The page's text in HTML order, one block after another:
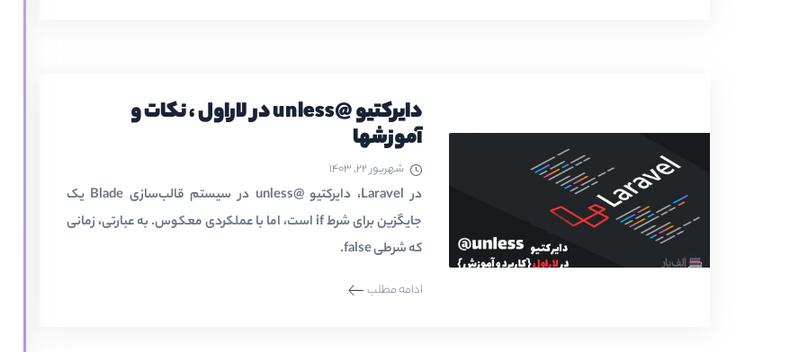
دایرکتیو @unless در لاراول ، نکات و
آموزشها
شهریور ۲۲, ۱۴۰۳
در Laravel، دایرکتیو @unless در سیستم قالب‌سازی Blade یک
جایگزین برای شرط if است، اما با عملکردی معکوس. به عبارتی، زمانی
که شرطی false.
ادامه مطلب